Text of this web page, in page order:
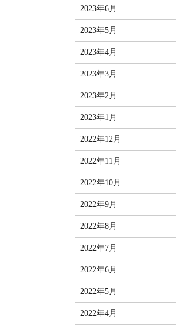
2023年6月
2023年5月
2023年4月
2023年3月
2023年2月
2023年1月
2022年12月
2022年11月
2022年10月
2022年9月
2022年8月
2022年7月
2022年6月
2022年5月
2022年4月